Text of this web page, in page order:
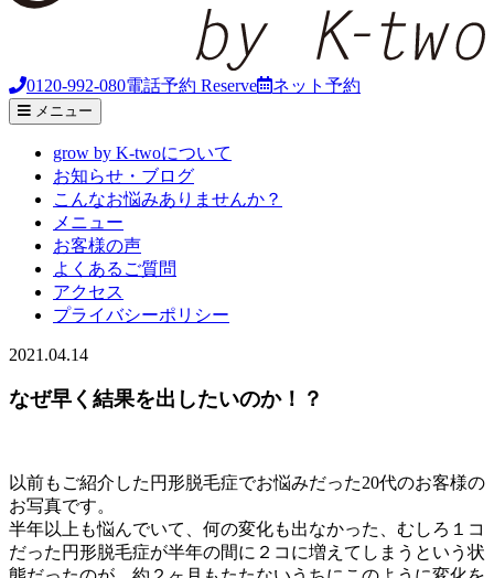
0120-992-080電話予約 Reserve ネット予約
メニュー
grow by K-twoについて
お知らせ・ブログ
こんなお悩みありませんか？
メニュー
お客様の声
よくあるご質問
アクセス
プライバシーポリシー
2021.04.14
なぜ早く結果を出したいのか！？
以前もご紹介した円形脱毛症でお悩みだった20代のお客様の
お写真です。
半年以上も悩んでいて、何の変化も出なかった、むしろ１コ
だった円形脱毛症が半年の間に２コに増えてしまうという状